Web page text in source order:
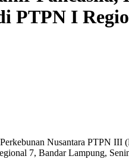
PTPN I
Nusantara PTPN III
7, Bandar Lampung,